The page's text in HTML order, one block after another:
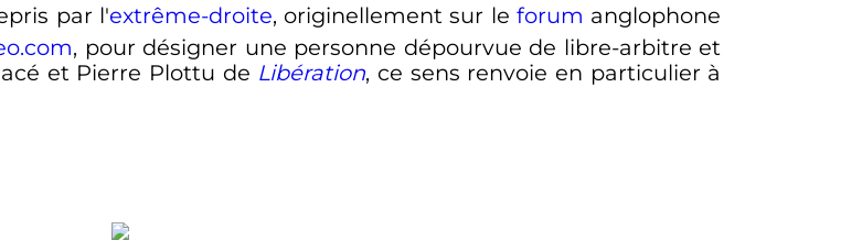
par l'extrême-droite, originellement sur leforum anglophone
, pour désigner une personne dépourvue de libre-arbitre et
et Pierre Plottu de Libération, ce sens renvoie en particulier à